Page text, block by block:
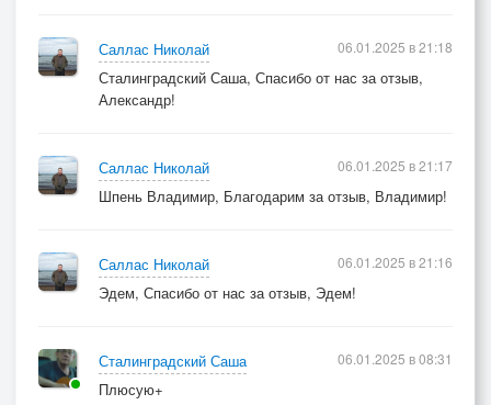
Саллас Николай
Сталинградский Саша, Спасибо от нас за отзыв,
Александр!
06.01.2025 в 21:18
Саллас Николай
Шпень Владимир, Благодарим за отзыв, Владимир!
06.01.2025 в 21:17
Саллас Николай
Эдем, Спасибо от нас за отзыв, Эдем!
06.01.2025 в 21:16
Сталинградский Саша
Плюсую+
06.01.2025 в 08:31